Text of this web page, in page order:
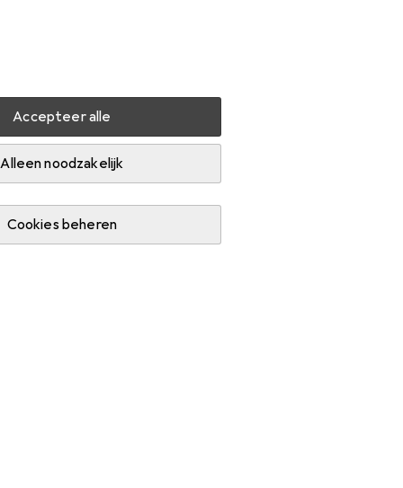
Accepteer alle
Alleen noodzakelijk
Cookies beheren